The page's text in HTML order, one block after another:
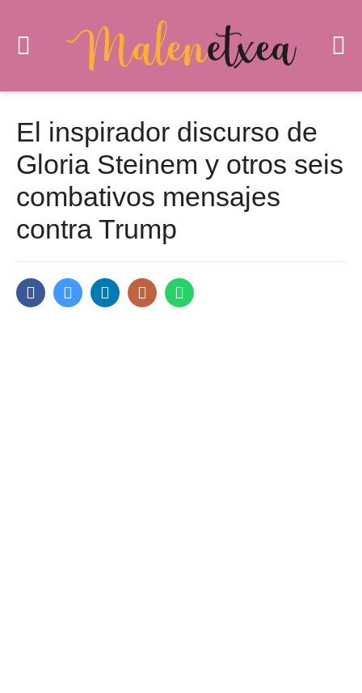
El inspirador discurso de
Gloria Steinem y otros seis
combativos mensajes
contra Trump